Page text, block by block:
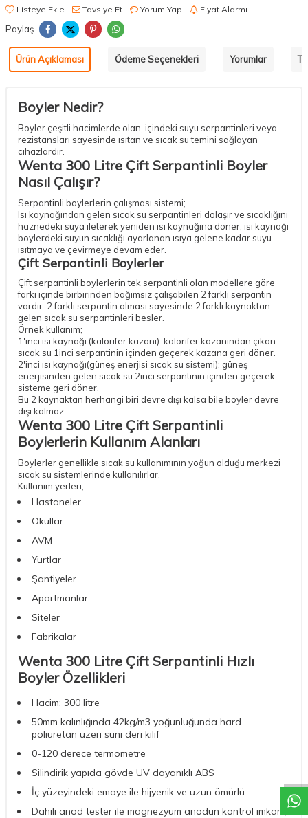
Listeye Ekle Tavsiye Et Yorum Yap Fiyat Alarmı
Paylaş
Ürün Açıklaması Ödeme Seçenekleri Yorumlar
Boyler Nedir?
Boyler çeşitli hacimlerde olan, içindeki suyu serpantinleri veya
rezistansları sayesinde ısıtan ve sıcak su temini sağlayan
cihazlardır.
Wenta 300 Litre Çift Serpantinli Boyler
Nasıl Çalışır?
Serpantinli boylerlerin çalışması sistemi;
Isı kaynağından gelen sıcak su serpantinleri dolaşır ve sıcaklığını
haznedeki suya ileterek yeniden ısı kaynağına döner, ısı kaynağı
boylerdeki suyun sıcaklığı ayarlanan ısıya gelene kadar suyu
ısıtmaya ve çevirmeye devam eder.
Çift Serpantinli Boylerler
Çift serpantinli boylerlerin tek serpantinli olan modellere göre
farkı içinde birbirinden bağımsız çalışabilen 2 farklı serpantin
vardır. 2 farklı serpantin olması sayesinde 2 farklı kaynaktan
gelen sıcak su serpantinleri besler.
Örnek kullanım;
1'inci ısı kaynağı (kalorifer kazanı): kalorifer kazanından çıkan
sıcak su 1inci serpantinin içinden geçerek kazana geri döner.
2'inci ısı kaynağı(güneş enerjisi sıcak su sistemi): güneş
enerjisinden gelen sıcak su 2inci serpantinin içinden geçerek
sisteme geri döner.
Bu 2 kaynaktan herhangi biri devre dışı kalsa bile boyler devre
dışı kalmaz.
Wenta 300 Litre Çift Serpantinli
Boylerlerin Kullanım Alanları
Boylerler genellikle sıcak su kullanımının yoğun olduğu merkezi
sıcak su sistemlerinde kullanılırlar.
Kullanım yerleri;
Hastaneler
Okullar
AVM
Yurtlar
Şantiyeler
Apartmanlar
Siteler
Fabrikalar
Wenta 300 Litre Çift Serpantinli Hızlı
Boyler Özellikleri
Hacim: 300 litre
50mm kalınlığında 42kg/m3 yoğunluğunda hard
poliüretan üzeri suni deri kılıf
0-120 derece termometre
Silindirik yapıda gövde UV dayanıklı ABS
İç yüzeyindeki emaye ile hijyenik ve uzun ömürlü
Dahili anod tester ile magnezyum anodun kontrol imkanı,